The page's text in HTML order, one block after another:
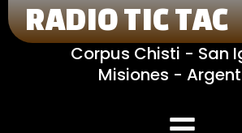
RADIO TIC TAC
Corpus Chisti - San
Misiones -
Menú